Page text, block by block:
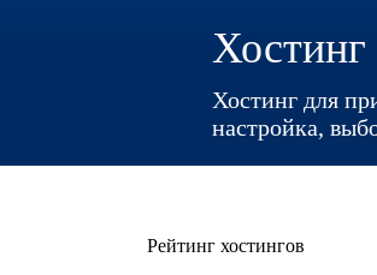
Хостинг для
настройка,
Рейтинг хостингов